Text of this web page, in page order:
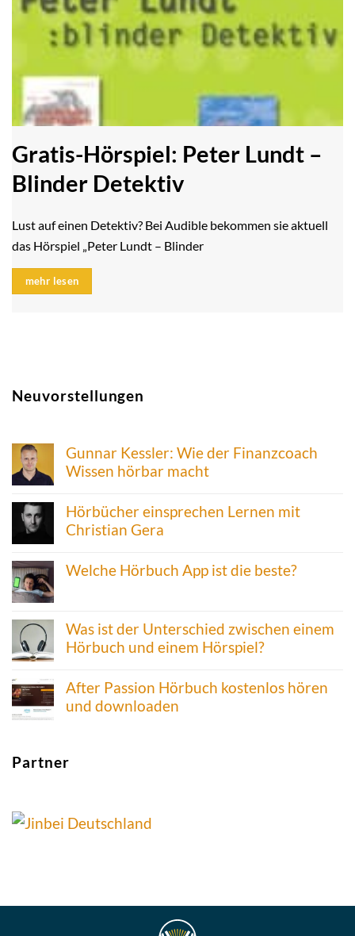
Gratis-Hörspiel: Peter Lundt –
Blinder Detektiv
Lust auf einen Detektiv? Bei Audible bekommen sie aktuell
das Hörspiel „Peter Lundt – Blinder
mehr lesen
Neuvorstellungen
Gunnar Kessler: Wie der Finanzcoach
Wissen hörbar macht
Hörbücher einsprechen Lernen mit
Christian Gera
Welche Hörbuch App ist die beste?
Was ist der Unterschied zwischen einem
Hörbuch und einem Hörspiel?
After Passion Hörbuch kostenlos hören
und downloaden
Partner